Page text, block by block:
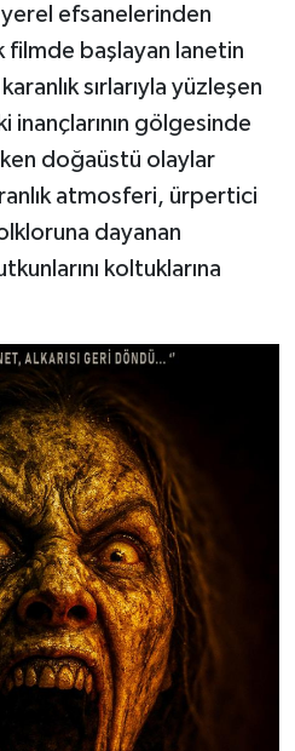
yerel efsanelerinden
filmde başlayan lanetin
sırlarıyla yüzleşen
inançlarının gölgesinde
doğaüstü olaylar
atmosferi, ürpertici
dayanan
koltuklarına